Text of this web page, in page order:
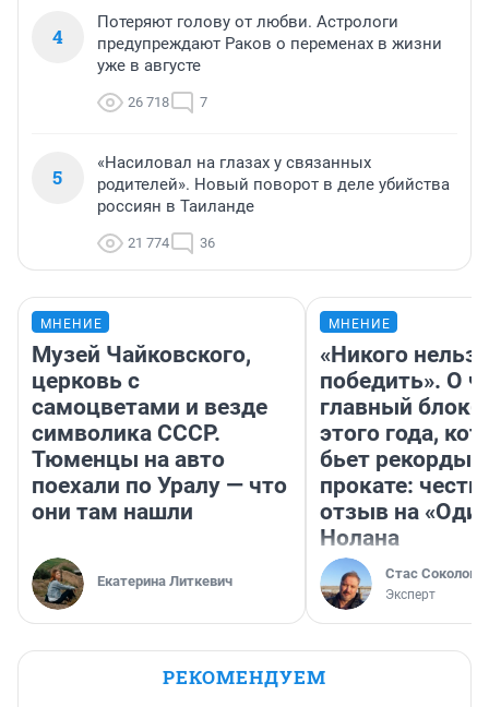
4
Потеряют голову от любви. Астрологи
предупреждают Раков о переменах в жизни
уже в августе
26 718 7
5
«Насиловал на глазах у связанных
родителей». Новый поворот в деле убийства
россиян в Таиланде
21 774 36
МНЕНИЕ
Музей Чайковского,
церковь с
самоцветами и везде
символика СССР.
Тюменцы на авто
поехали по Уралу — что
они там нашли
Екатерина Литкевич
МНЕНИЕ
«Никого нельзя
победить». О
главный
этого года,
бьет рекорды в
прокате:
отзыв на
Нолана
Стас Соколов
Эксперт
РЕКОМЕНДУЕМ